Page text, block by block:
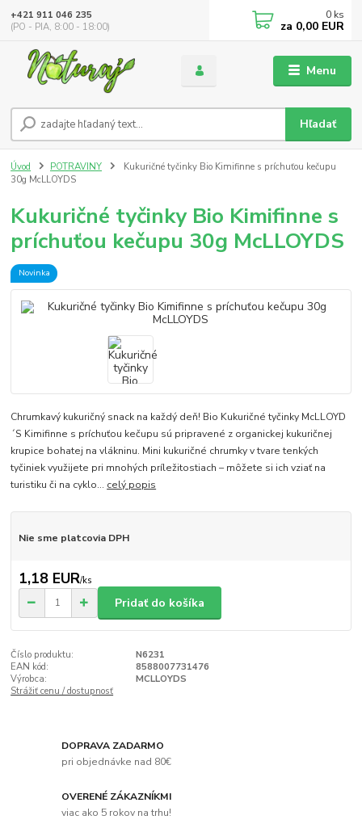
Menu
Hľadať
+421 911 046 235
(PO - PIA, 8:00 - 18:00)
0 ks
za 0,00 EUR
Úvod POTRAVINY
Kukuričné tyčinky Bio Kimifinne s príchuťou kečupu
30g McLLOYDS
Kukuričné tyčinky Bio Kimifinne s
príchuťou kečupu 30g McLLOYDS
Novinka
Chrumkavý kukuričný snack na každý deň! Bio Kukuričné tyčinky McLLOYD
´S Kimifinne s príchuťou kečupu sú pripravené z organickej kukuričnej
krupice bohatej na vlákninu. Mini kukuričné chrumky v tvare tenkých
tyčiniek využijete pri mnohých príležitostiach – môžete si ich vziať na
turistiku či na cyklo... celý popis
Nie sme platcovia DPH
1,18 EUR/ks
Pridať do košíka
Číslo produktu:
N6231
EAN kód:
8588007731476
Výrobca:
MCLLOYDS
Strážiť cenu / dostupnosť
DOPRAVA ZADARMO
pri objednávke nad 80€
OVERENÉ ZÁKAZNÍKMI
viac ako 5 rokov na trhu!